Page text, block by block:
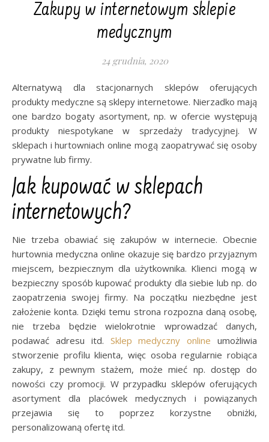
Zakupy w internetowym sklepie
medycznym
24 grudnia, 2020
Alternatywą dla stacjonarnych sklepów oferujących
produkty medyczne są sklepy internetowe. Nierzadko mają
one bardzo bogaty asortyment, np. w ofercie występują
produkty niespotykane w sprzedaży tradycyjnej. W
sklepach i hurtowniach online mogą zaopatrywać się osoby
prywatne lub firmy.
Jak kupować w sklepach
internetowych?
Nie trzeba obawiać się zakupów w internecie. Obecnie
hurtownia medyczna online okazuje się bardzo przyjaznym
miejscem, bezpiecznym dla użytkownika. Klienci mogą w
bezpieczny sposób kupować produkty dla siebie lub np. do
zaopatrzenia swojej firmy. Na początku niezbędne jest
założenie konta. Dzięki temu strona rozpozna daną osobę,
nie trzeba będzie wielokrotnie wprowadzać danych,
podawać adresu itd. Sklep medyczny online umożliwia
stworzenie profilu klienta, więc osoba regularnie robiąca
zakupy, z pewnym stażem, może mieć np. dostęp do
nowości czy promocji. W przypadku sklepów oferujących
asortyment dla placówek medycznych i powiązanych
przejawia się to poprzez korzystne obniżki,
personalizowaną ofertę itd.